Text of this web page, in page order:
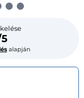
alapján